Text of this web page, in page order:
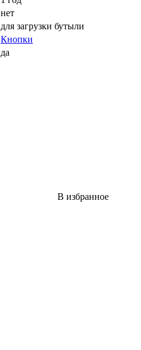
нет
для загрузки бутыли
Кнопки
да
В избранное